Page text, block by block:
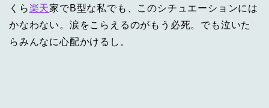
くら楽天家でB型な私でも、このシチュエーションには
かなわない。涙をこらえるのがもう必死。でも泣いた
らみんなに心配かけるし。